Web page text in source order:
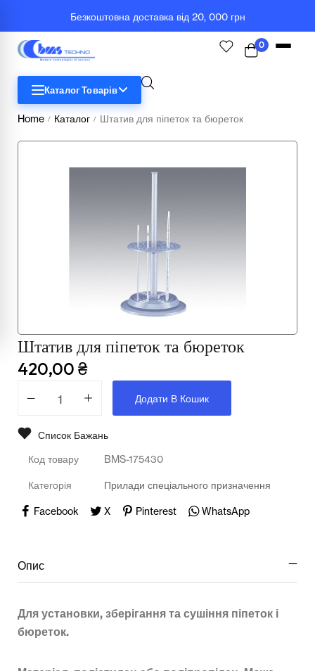
Безкоштовна доставка від 20, 000 грн
0
Каталог Товарів
Комп'ютерна техніка
Освіта
Фізика
Всі товари
Підкатегорії відсутні.
Home / Каталог / Штатив для піпеток та бюреток
Штатив для піпеток та бюреток
420,00 ₴
Додати В Кошик
Список Бажань
Код товару BMS-175430
Категорія Прилади спеціального призначення
Facebook X Pinterest WhatsApp
Опис
Для установки, зберігання та сушіння піпеток і
бюреток.